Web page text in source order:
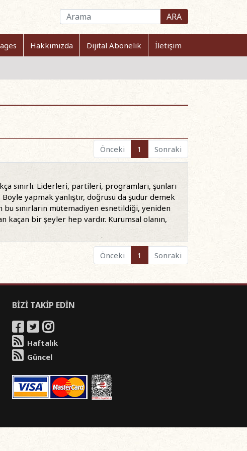
ARA
Hakkımızda Dijital Abonelik İletişim
Önceki
1 Sonraki
sınırlı. Liderleri, partileri, programları, şunları
yapmak yanlıştır, doğrusu da şudur demek
sınırların mütemadiyen esnetildiği, yeniden
bir şeyler hep vardır. Kurumsal olanın,
Önceki 1 Sonraki
BİZİ TAKİP EDİN
Haftalık
Güncel